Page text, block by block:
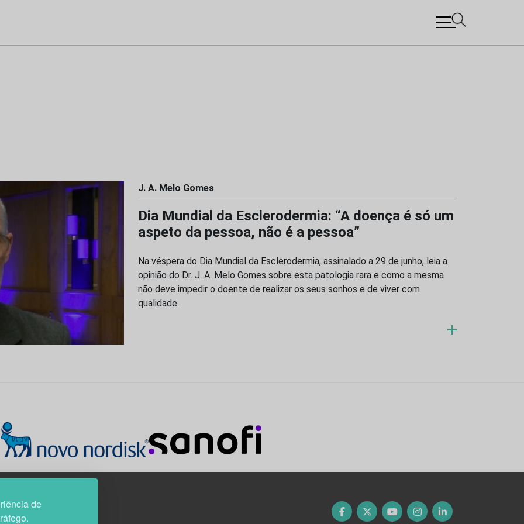
de
J. A. Melo Gomes
Dia Mundial da Esclerodermia: “A doença é só um
aspeto da pessoa, não é a pessoa”
Na véspera do Dia Mundial da Esclerodermia, assinalado a 29 de junho, leia a
opinião do Dr. J. A. Melo Gomes sobre esta patologia rara e como a mesma
não deve impedir o doente de realizar os seus sonhos e de viver com
qualidade.
+
esc. 37